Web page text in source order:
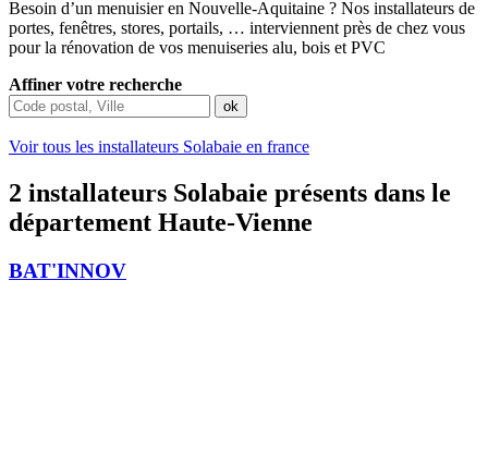
Besoin d’un menuisier en Nouvelle-Aquitaine ? Nos installateurs de
portes, fenêtres, stores, portails, … interviennent près de chez vous
pour la rénovation de vos menuiseries alu, bois et PVC
Affiner votre recherche
Voir tous les installateurs Solabaie en france
2 installateurs Solabaie présents dans le
département Haute-Vienne
BAT'INNOV